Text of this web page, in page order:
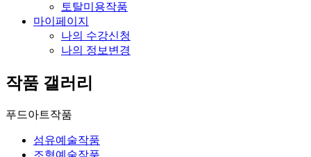
토탈미용작품
마이페이지
나의 수강신청
나의 정보변경
작품 갤러리
푸드아트작품
섬유예술작품
조형예술작품